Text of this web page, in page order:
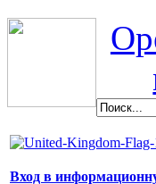
Вход в